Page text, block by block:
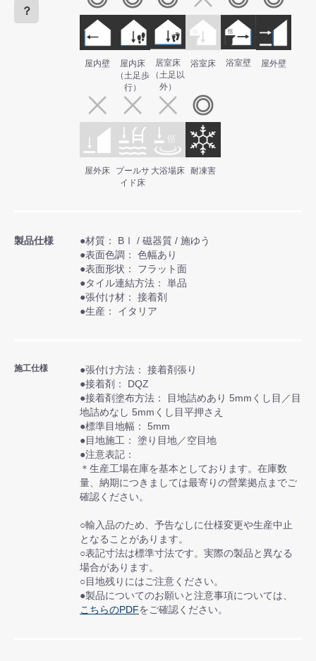
？
屋内壁
屋内床
（土足歩
行）
居室床
（土足以
外）
浴室床 浴室壁 屋外壁
屋外床
プールサ
イド床
大浴場床 耐凍害
製品仕様
●材質： BⅠ / 磁器質 / 施ゆう
●表面色調： 色幅あり
●表面形状： フラット面
●タイル連結方法： 単品
●張付け材： 接着剤
●生産： イタリア
施工仕様
●張付け方法： 接着剤張り
●接着剤： DQZ
●接着剤塗布方法： 目地詰めあり 5mmくし目／目
地詰めなし 5mmくし目平押さえ
●標準目地幅： 5mm
●目地施工： 塗り目地／空目地
●注意表記：
＊生産工場在庫を基本としております。在庫数
量、納期につきましては最寄りの營業拠点までご
確認ください。
○輸入品のため、予告なしに仕様変更や生産中止
となることがあります。
○表記寸法は標準寸法です。実際の製品と異なる
場合があります。
○目地残りにはご注意ください。
●製品についてのお願いと注意事項については、
こちらのPDFをご確認ください。